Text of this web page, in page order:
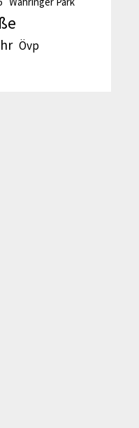
Övp